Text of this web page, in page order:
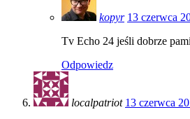
kopyr 13 czerwca
Tv Echo 24 jeśli dobrze
Odpowiedz
localpatriot 13 czerwca